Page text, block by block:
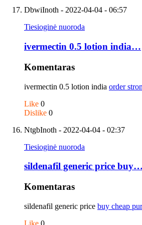
DbwiInoth - 2022-04-04 - 06:57
Tiesioginė nuoroda
ivermectin 0.5 lotion india…
Komentaras
ivermectin 0.5 lotion india order
Like 0
Dislike 0
NtgbInoth - 2022-04-04 - 02:37
Tiesioginė nuoroda
sildenafil generic price buy…
Komentaras
sildenafil generic price buy cheap
Like 0